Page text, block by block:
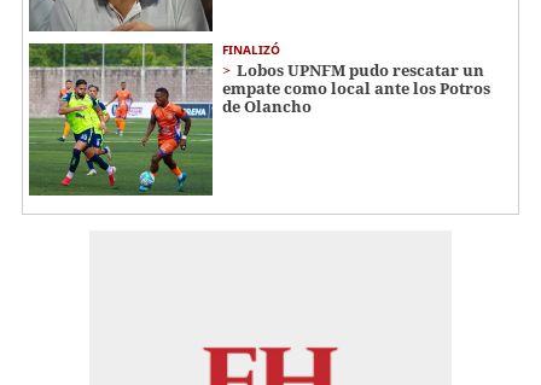
FINALIZÓ
Lobos UPNFM pudo rescatar un
empate como local ante los Potros
de Olancho